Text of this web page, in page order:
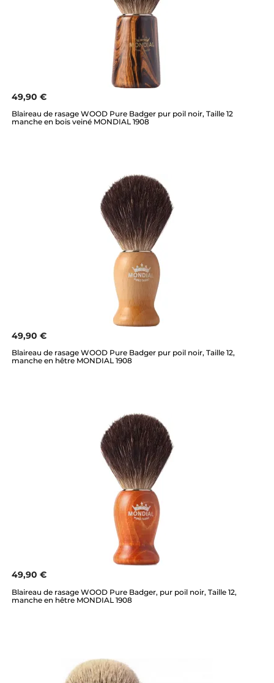
49,90 €
Blaireau de rasage WOOD Pure Badger pur poil noir, Taille 12
manche en bois veiné MONDIAL 1908
49,90 €
Blaireau de rasage WOOD Pure Badger pur poil noir, Taille 12,
manche en hêtre MONDIAL 1908
49,90 €
Blaireau de rasage WOOD Pure Badger, pur poil noir, Taille 12,
manche en hêtre MONDIAL 1908